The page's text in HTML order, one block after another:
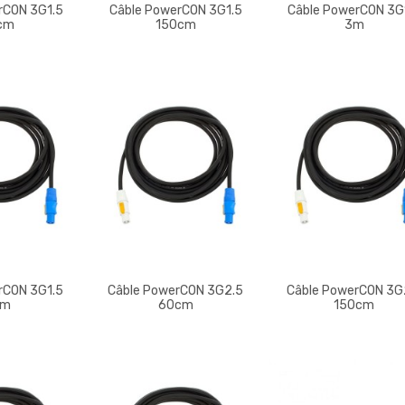
3G1.5
Câble PowerCON 3G1.5
150cm
Câble PowerCON
3m
3G1.5
Câble PowerCON 3G2.5
60cm
Câble PowerCON
150cm